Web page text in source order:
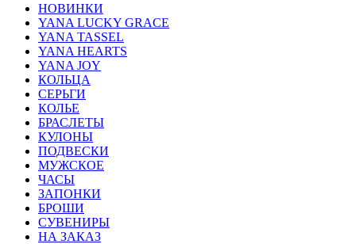
НОВИНКИ
YANA LUCKY GRACE
YANA TASSEL
YANA HEARTS
YANA JOY
КОЛЬЦА
СЕРЬГИ
КОЛЬЕ
БРАСЛЕТЫ
КУЛОНЫ
ПОДВЕСКИ
МУЖСКОЕ
ЧАСЫ
ЗАПОНКИ
БРОШИ
СУВЕНИРЫ
НА ЗАКАЗ